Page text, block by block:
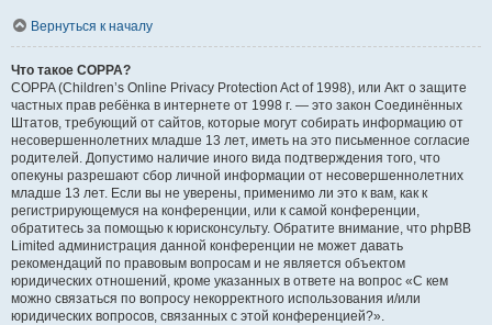
Вернуться к началу
Что такое COPPA?
COPPA (Children’s Online Privacy Protection Act of 1998), или Акт о защите
частных прав ребёнка в интернете от 1998 г. — это закон Соединённых
Штатов, требующий от сайтов, которые могут собирать информацию от
несовершеннолетних младше 13 лет, иметь на это письменное согласие
родителей. Допустимо наличие иного вида подтверждения того, что
опекуны разрешают сбор личной информации от несовершеннолетних
младше 13 лет. Если вы не уверены, применимо ли это к вам, как к
регистрирующемуся на конференции, или к самой конференции,
обратитесь за помощью к юрисконсульту. Обратите внимание, что phpBB
Limited администрация данной конференции не может давать
рекомендаций по правовым вопросам и не является объектом
юридических отношений, кроме указанных в ответе на вопрос «С кем
можно связаться по вопросу некорректного использования и/или
юридических вопросов, связанных с этой конференцией?».